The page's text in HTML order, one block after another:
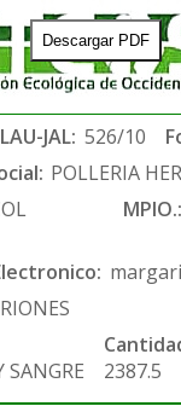
Descargar PDF
LAU-JAL: 526/10
POLLERIA
SANGRE
2387.5